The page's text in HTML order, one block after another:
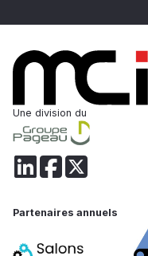
Une division du
Partenaires annuels